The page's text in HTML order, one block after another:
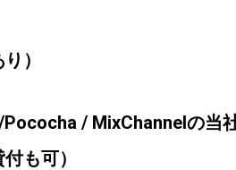
）
Pococha / MixChannelの当
も可）